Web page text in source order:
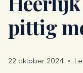
pittig
22 oktober 2024 •